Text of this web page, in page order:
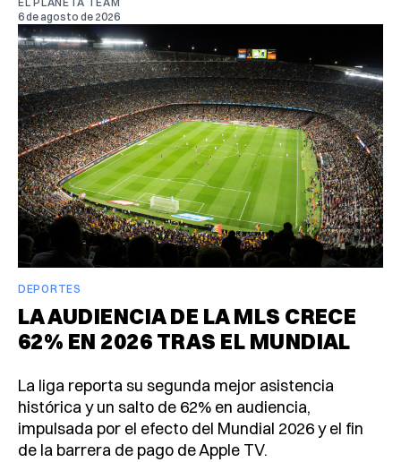
6 de agosto de 2026
DEPORTES
LA AUDIENCIA DE LA MLS CRECE
62% EN 2026 TRAS EL MUNDIAL
La liga reporta su segunda mejor asistencia
histórica y un salto de 62% en audiencia,
impulsada por el efecto del Mundial 2026 y el fin
de la barrera de pago de Apple TV.